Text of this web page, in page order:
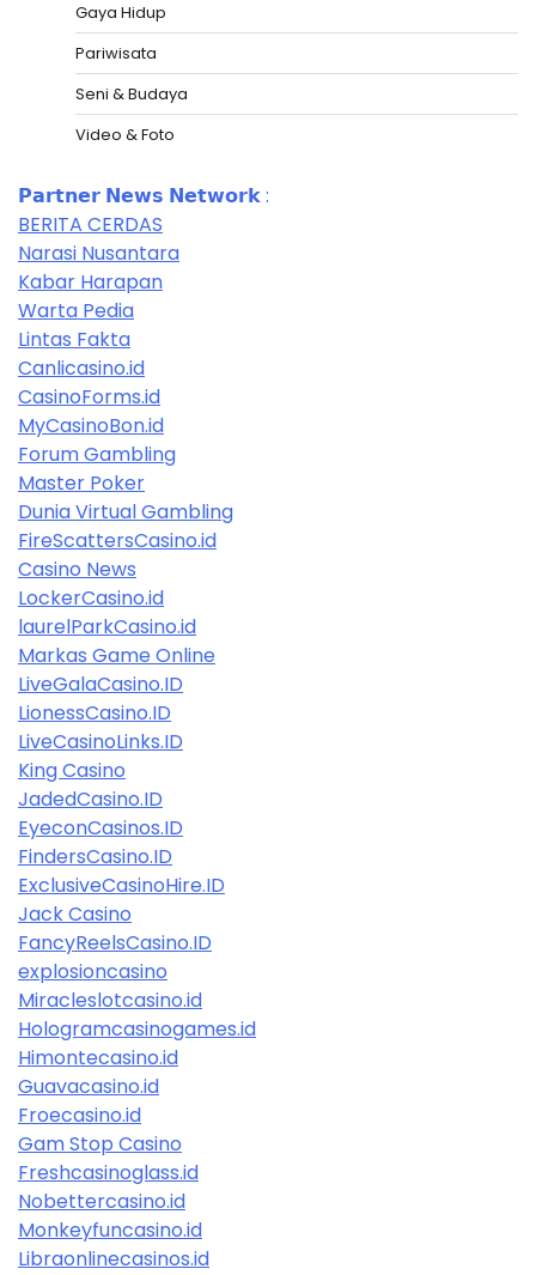
Gaya Hidup
Pariwisata
Seni & Budaya
Video & Foto
𝗣𝗮𝗿𝘁𝗻𝗲𝗿 𝗡𝗲𝘄𝘀 𝗡𝗲𝘁𝘄𝗼𝗿𝗸 :
BERITA CERDAS
Narasi Nusantara
Kabar Harapan
Warta Pedia
Lintas Fakta
Canlicasino.id
CasinoForms.id
MyCasinoBon.id
Forum Gambling
Master Poker
Dunia Virtual Gambling
FireScattersCasino.id
Casino News
LockerCasino.id
laurelParkCasino.id
Markas Game Online
LiveGalaCasino.ID
LionessCasino.ID
LiveCasinoLinks.ID
King Casino
JadedCasino.ID
EyeconCasinos.ID
FindersCasino.ID
ExclusiveCasinoHire.ID
Jack Casino
FancyReelsCasino.ID
explosioncasino
Miracleslotcasino.id
Hologramcasinogames.id
Himontecasino.id
Guavacasino.id
Froecasino.id
Gam Stop Casino
Freshcasinoglass.id
Nobettercasino.id
Monkeyfuncasino.id
Libraonlinecasinos.id